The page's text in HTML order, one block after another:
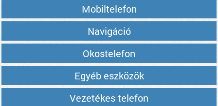
Mobiltelefon
Navigáció
Okostelefon
Egyéb eszközök
Vezetékes telefon